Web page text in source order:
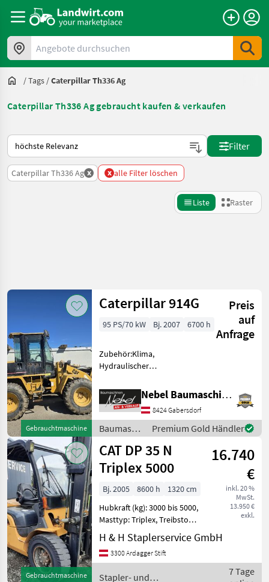
Angebote durchsuchen
/Tags /Caterpillar Th336 Ag
Caterpillar Th336 Ag gebraucht kaufen & verkaufen
So wird auf Landwirt.com sortiert
Filter
Caterpillar Th336 Ag x x alle Filter löschen
Liste Raster
Kategorie 2 Land Filter
AKTUELLER
PFAD
Caterpillar
Th336 Ag
KATEGORIE
WÄHLEN
Landtechnik
306
Bautechnik
254
Kommunaltechnik
14
Forsttechnik
9
Sonstiges
3
MARKTPLATZ
Zurücksetzen
Ergebnisse
anzeigen
Gebrauchtmaschine
Caterpillar 914G
Preis
auf
Anfrage
95 PS/70 kW Bj. 2007 6700 h
Zubehör:Klima,
Hydraulischer
Baumaschinen Radlader
Nebel Baumaschinen
8424 Gabersdorf
Baumaschinen
/
Caterpillar
Premium Gold Händler
Gebrauchtmaschine
CAT DP 35 N
Triplex 5000
16.740
€
inkl. 20 %
MwSt.
13.950 €
exkl.
Bj. 2005 8600 h
1320 cm
Hubkraft (kg): 3000 bis 5000,
Masttyp: Triplex, Treibstoff:
Diesel Bauart: Frontstapler
/ Dieselstapler, Tragkraft:
3500kg, Hubhöhe: 5000mm,
Freihub:
H & H Staplerservice GmbH
3300 Ardagger Stift
Stapler- und
7 Tage